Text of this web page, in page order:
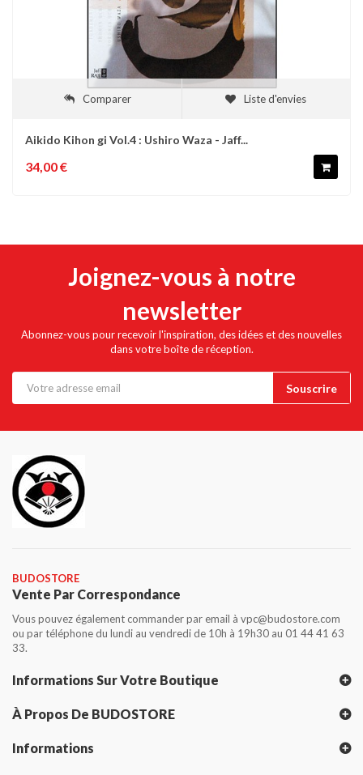
Comparer Liste d'envies
Aikido Kihon gi Vol.4 : Ushiro Waza - Jaff...
34,00 €
Joignez-vous à notre
newsletter
Abonnez-vous pour recevoir l'inspiration, des idées et des nouvelles
dans votre boîte de réception.
BUDOSTORE
Vente Par Correspondance
Vous pouvez également commander par email à vpc@budostore.com
ou par téléphone du lundi au vendredi de 10h à 19h30 au 01 44 41 63
33.
Informations Sur Votre Boutique
À Propos De BUDOSTORE
Informations